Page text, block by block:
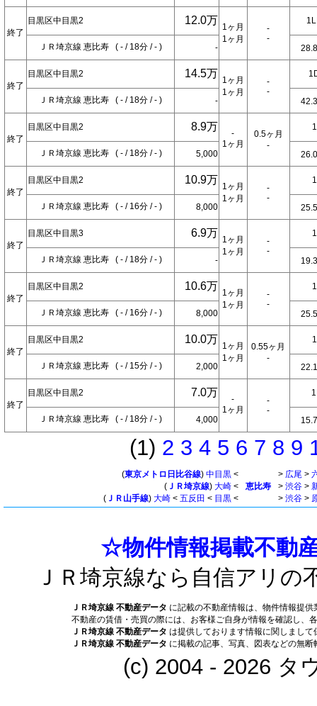
終了
目黒区中目黒2 12.0万
1ヶ月
1ヶ月
-
-
ＪＲ埼京線 恵比寿 ( - / 18分 / - ) -
終了
目黒区中目黒2 14.5万
1ヶ月
1ヶ月
-
-
ＪＲ埼京線 恵比寿 ( - / 18分 / - ) -
終了
目黒区中目黒2 8.9万
-
1ヶ月
0.5ヶ月
-
ＪＲ埼京線 恵比寿 ( - / 18分 / - ) 5,000
終了
目黒区中目黒2 10.9万
1ヶ月
1ヶ月
-
-
ＪＲ埼京線 恵比寿 ( - / 16分 / - ) 8,000
終了
目黒区中目黒3 6.9万
1ヶ月
1ヶ月
-
-
ＪＲ埼京線 恵比寿 ( - / 18分 / - ) -
終了
目黒区中目黒2 10.6万
1ヶ月
1ヶ月
-
-
ＪＲ埼京線 恵比寿 ( - / 16分 / - ) 8,000
終了
目黒区中目黒2 10.0万
1ヶ月
1ヶ月
0.55ヶ月
-
ＪＲ埼京線 恵比寿 ( - / 15分 / - ) 2,000
終了
目黒区中目黒2 7.0万
-
1ヶ月
-
-
ＪＲ埼京線 恵比寿 ( - / 18分 / - ) 4,000
(1) 2 3 4 5 6 7 8 9
(東京メトロ日比谷線) 中目黒 <
( ＪＲ埼京線) 大崎 <
( ＪＲ山手線) 大崎 < 五反田 < 目黒 <
恵比寿
> 広尾 >
> 渋谷 >
> 渋谷 >
☆物件情報掲載不動
ＪＲ埼京線なら自信アリの
ＪＲ埼京線 不動産データ に記載の不動産情報は、物件情報提
不動産の賃借・売買の際には、お客様ご自身が情報を確認し、
ＪＲ埼京線 不動産データ は提供しております情報に関しまして
ＪＲ埼京線 不動産データ に掲載の記事、写真、図表などの無断
(c) 2004 - 2026 タ